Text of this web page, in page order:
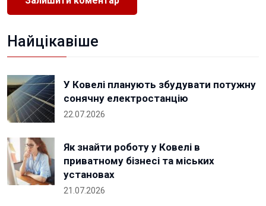
Найцікавіше
У Ковелі планують збудувати потужну
сонячну електростанцію
22.07.2026
Як знайти роботу у Ковелі в
приватному бізнесі та міських
установах
21.07.2026